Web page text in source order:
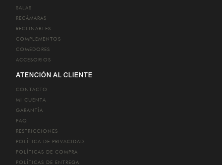
SALAS
RECÁMARAS
RECLINABLES
COMPLEMENTOS
COMEDORES
ACCESORIOS
ATENCIÓN AL CLIENTE
CONTACTO
MI CUENTA
GARANTÍA
FAQ
RESTRICCIONES
POLÍTICA DE PRIVACIDAD
POLÍTICAS DE COMPRA
POLÍTICAS DE ENTREGA